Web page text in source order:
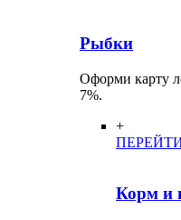
Рыбки
Оформи карту
7%.
+
Корм и